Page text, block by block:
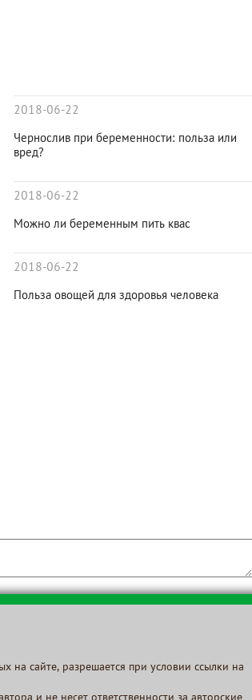
2018-06-22
Чернослив при беременности: польза или
вред?
2018-06-22
Можно ли беременным пить квас
2018-06-22
Польза овощей для здоровья человека
на сайте, разрешается при условии ссылки на
и не несет ответственности за авторские